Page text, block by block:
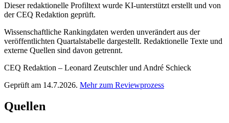
Dieser redaktionelle Profiltext wurde KI-unterstützt erstellt und von
der CEQ Redaktion geprüft.
Wissenschaftliche Rankingdaten werden unverändert aus der
veröffentlichten Quartalstabelle dargestellt. Redaktionelle Texte und
externe Quellen sind davon getrennt.
CEQ Redaktion – Leonard Zeutschler und André Schieck
Geprüft am 14.7.2026. Mehr zum Reviewprozess
Quellen